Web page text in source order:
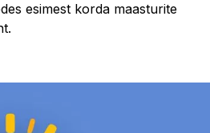
esimest korda maasturite